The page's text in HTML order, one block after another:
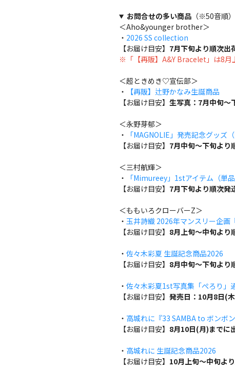
お問合せの多い商品（※50音順）
＜Aho&younger brother＞
・ 2026 SS collection
【お届け目安】 7月下旬より順次出
※「【再販】A&Y Bracelet」は8月
＜超ときめき♡宣伝部＞
・
【再販】辻野かなみ生誕商品
【お届け目安】 生写真：7月中旬～
＜永野芽郁＞
・
「MAGNOLIE」発売記念グッズ（
【お届け目安】 7月中旬～下旬より
＜三村航輝＞
・
「Mimureey」1stアイテム（単品
【お届け目安】 7月下旬より順次発
＜ももいろクローバーZ＞
・ 玉井詩織 2026年マンスリー企画
【お届け目安】 8月上旬～中旬より
・ 佐々木彩夏 生誕記念商品2026
【お届け目安】 8月中旬～下旬より
・ 佐々木彩夏1st写真集「ぺろり」
【お届け目安】 発売日：10月8日(
・ 高城れに『33 SAMBA to ボンボ
【お届け目安】 8月10日(月)までに
・ 高城れに 生誕記念商品2026
【お届け目安】 10月上旬～中旬よ